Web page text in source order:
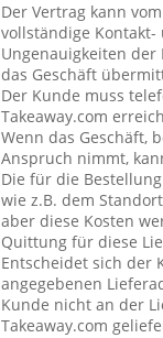
Der Vertrag kann
vollständige
Ungenauigkeiten
das Geschäft
Der Kunde muss
Takeaway.com
Wenn das Geschäft,
Anspruch nimmt,
Die für die
wie z.B. dem
aber diese Kosten
Quittung für diese
Entscheidet sich der
angegebenen
Kunde nicht an der
Takeaway.com